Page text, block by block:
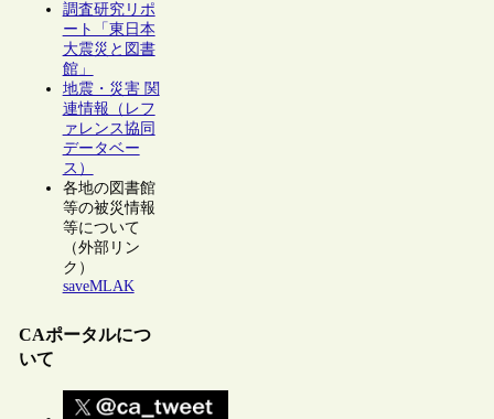
調査研究リポ
ート「東日本
大震災と図書
館」
地震・災害 関
連情報（レフ
ァレンス協同
データベー
ス）
各地の図書館
等の被災情報
等について
（外部リン
ク）
saveMLAK
CAポータルにつ
いて